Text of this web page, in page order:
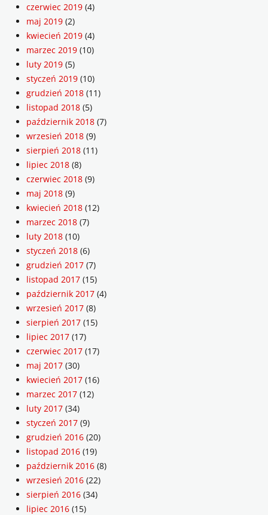
czerwiec 2019 (4)
maj 2019 (2)
kwiecień 2019 (4)
marzec 2019 (10)
luty 2019 (5)
styczeń 2019 (10)
grudzień 2018 (11)
listopad 2018 (5)
październik 2018 (7)
wrzesień 2018 (9)
sierpień 2018 (11)
lipiec 2018 (8)
czerwiec 2018 (9)
maj 2018 (9)
kwiecień 2018 (12)
marzec 2018 (7)
luty 2018 (10)
styczeń 2018 (6)
grudzień 2017 (7)
listopad 2017 (15)
październik 2017 (4)
wrzesień 2017 (8)
sierpień 2017 (15)
lipiec 2017 (17)
czerwiec 2017 (17)
maj 2017 (30)
kwiecień 2017 (16)
marzec 2017 (12)
luty 2017 (34)
styczeń 2017 (9)
grudzień 2016 (20)
listopad 2016 (19)
październik 2016 (8)
wrzesień 2016 (22)
sierpień 2016 (34)
lipiec 2016 (15)